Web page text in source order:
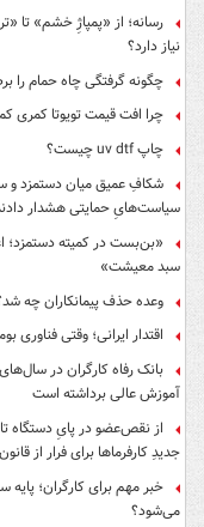
رسانه؛ از «پمپاژِ خشم» تا
نیاز دارد؟
چگونه گرفتگی چاه حمام را
چرا افت قیمت تویوتا کمری
چاپ uv dtf چیست؟
شکافِ عمیق میان دستمزد و
سیاست‌هایِ حمایتی هشدار
«بن‌بست در کمیته دستمزد؛
سبد معیشت»
وعده حذف پیمانکاران چه
اقتدار ایرانی؛ وقتی فناوری
بانک رفاه کارگران در
آموزش عالی برداشته است
از نقص‌عضو در پایِ دستگاه
جدیدِ کارفرماها برای فرار از
خبر مهم برای کارگران؛
می‌شود؟